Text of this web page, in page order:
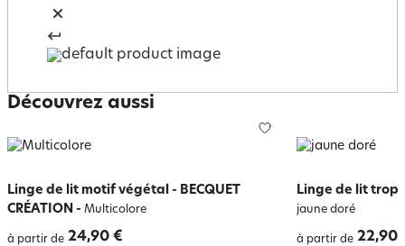
Découvrez aussi
Linge de lit motif végétal - BECQUET
CRÉATION - Multicolore
à partir de 24,90 €
Linge de lit
jaune doré
à partir de 22,90